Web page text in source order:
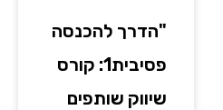
"הדרך להכנסה
פסיבית1: קורס
שיווק שותפים